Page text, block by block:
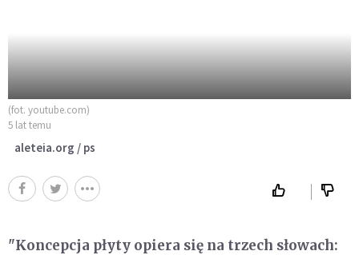
(fot. youtube.com)
5 lat temu
aleteia.org / ps
"Koncepcja płyty opiera się na trzech słowach: